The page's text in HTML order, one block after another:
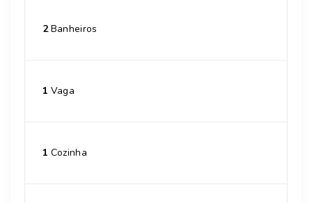
2Banheiros
1 Vaga
1 Cozinha